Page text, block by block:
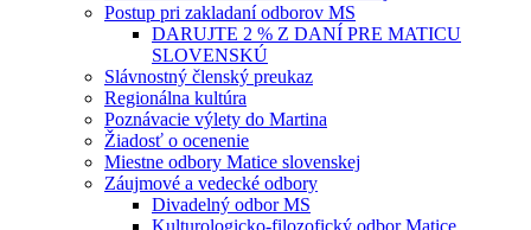
Postup pri zakladaní odborov MS
DARUJTE 2 % Z DANÍ PRE MATICU
SLOVENSKÚ
Slávnostný členský preukaz
Regionálna kultúra
Poznávacie výlety do Martina
Žiadosť o ocenenie
Miestne odbory Matice slovenskej
Záujmové a vedecké odbory
Divadelný odbor MS
Kulturologicko-filozofický odbor Matice